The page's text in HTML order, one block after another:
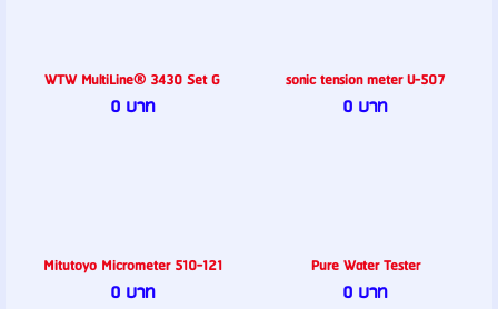
WTW MultiLine® 3430 Set G
0 บาท
sonic tension meter U-507
0 บาท
Mitutoyo Micrometer 510-121
0 บาท
Pure Water Tester
0 บาท